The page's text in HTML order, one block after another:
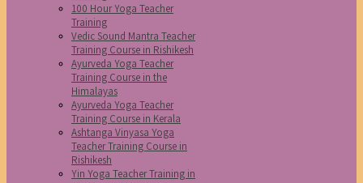
100 Hour Yoga Teacher
Training
Vedic Sound Mantra Teacher
Training Course in Rishikesh
Ayurveda Yoga Teacher
Training Course in the
Himalayas
Ayurveda Yoga Teacher
Training Course in Kerala
Ashtanga Vinyasa Yoga
Teacher Training Course in
Rishikesh
Yin Yoga Teacher Training in